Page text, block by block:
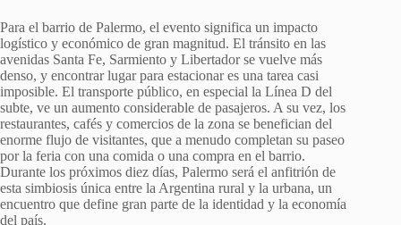
Para el barrio de Palermo, el evento significa un impacto
logístico y económico de gran magnitud. El tránsito en las
avenidas Santa Fe, Sarmiento y Libertador se vuelve más
denso, y encontrar lugar para estacionar es una tarea casi
imposible. El transporte público, en especial la Línea D del
subte, ve un aumento considerable de pasajeros. A su vez, los
restaurantes, cafés y comercios de la zona se benefician del
enorme flujo de visitantes, que a menudo completan su paseo
por la feria con una comida o una compra en el barrio.
Durante los próximos diez días, Palermo será el anfitrión de
esta simbiosis única entre la Argentina rural y la urbana, un
encuentro que define gran parte de la identidad y la economía
del país.